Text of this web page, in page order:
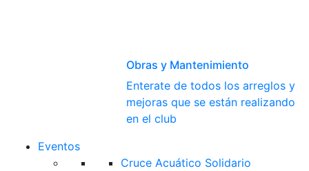
Obras y Mantenimiento
Enterate de todos los arreglos y
mejoras que se están realizando
en el club
Eventos
Cruce Acuático Solidario